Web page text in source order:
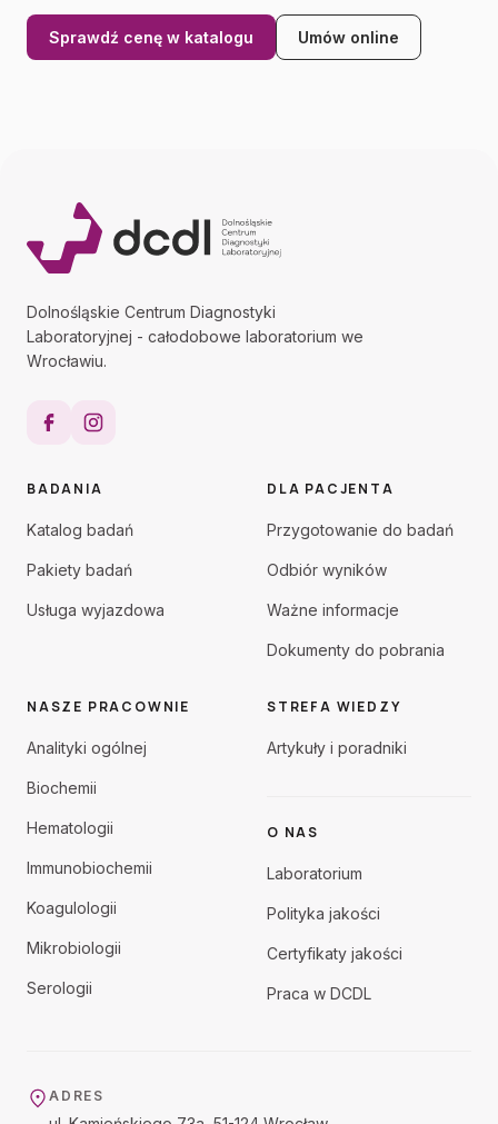
Sprawdź cenę w katalogu Umów online
Dolnośląskie Centrum Diagnostyki
Laboratoryjnej - całodobowe laboratorium we
Wrocławiu.
BADANIA
Katalog badań
Pakiety badań
Usługa wyjazdowa
DLA PACJENTA
Przygotowanie do badań
Odbiór wyników
Ważne informacje
Dokumenty do pobrania
NASZE PRACOWNIE
Analityki ogólnej
Biochemii
Hematologii
Immunobiochemii
Koagulologii
Mikrobiologii
Serologii
STREFA WIEDZY
Artykuły i poradniki
O NAS
Laboratorium
Polityka jakości
Certyfikaty jakości
Praca w DCDL
ADRES